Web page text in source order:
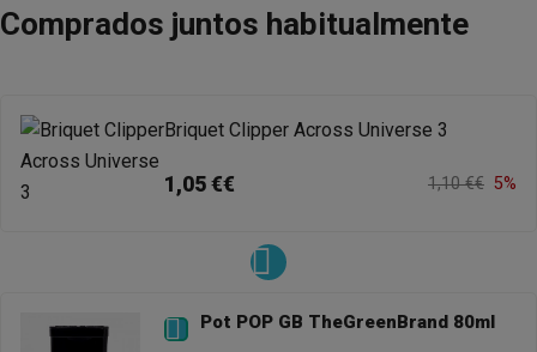
Comprados juntos habitualmente
Briquet Clipper Across Universe 3
1,05 €€ 1,10 €€ 5%
 Pot POP GB TheGreenBrand 80ml